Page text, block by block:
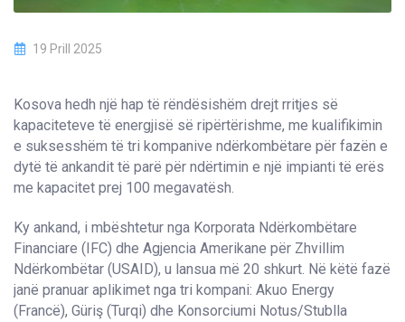
19 Prill 2025
Kosova hedh një hap të rëndësishëm drejt rritjes së
kapaciteteve të energjisë së ripërtërishme, me kualifikimin
e suksesshëm të tri kompanive ndërkombëtare për fazën e
dytë të ankandit të parë për ndërtimin e një impianti të erës
me kapacitet prej 100 megavatësh.
Ky ankand, i mbështetur nga Korporata Ndërkombëtare
Financiare (IFC) dhe Agjencia Amerikane për Zhvillim
Ndërkombëtar (USAID), u lansua më 20 shkurt. Në këtë fazë
janë pranuar aplikimet nga tri kompani: Akuo Energy
(Francë), Güriş (Turqi) dhe Konsorciumi Notus/Stublla